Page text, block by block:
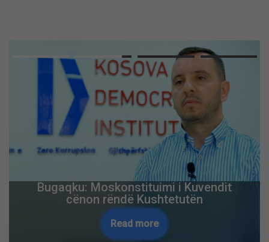
Bugaqku: Moskonstituimi i Kuvendit
cënon rëndë Kushtetutën
Read more